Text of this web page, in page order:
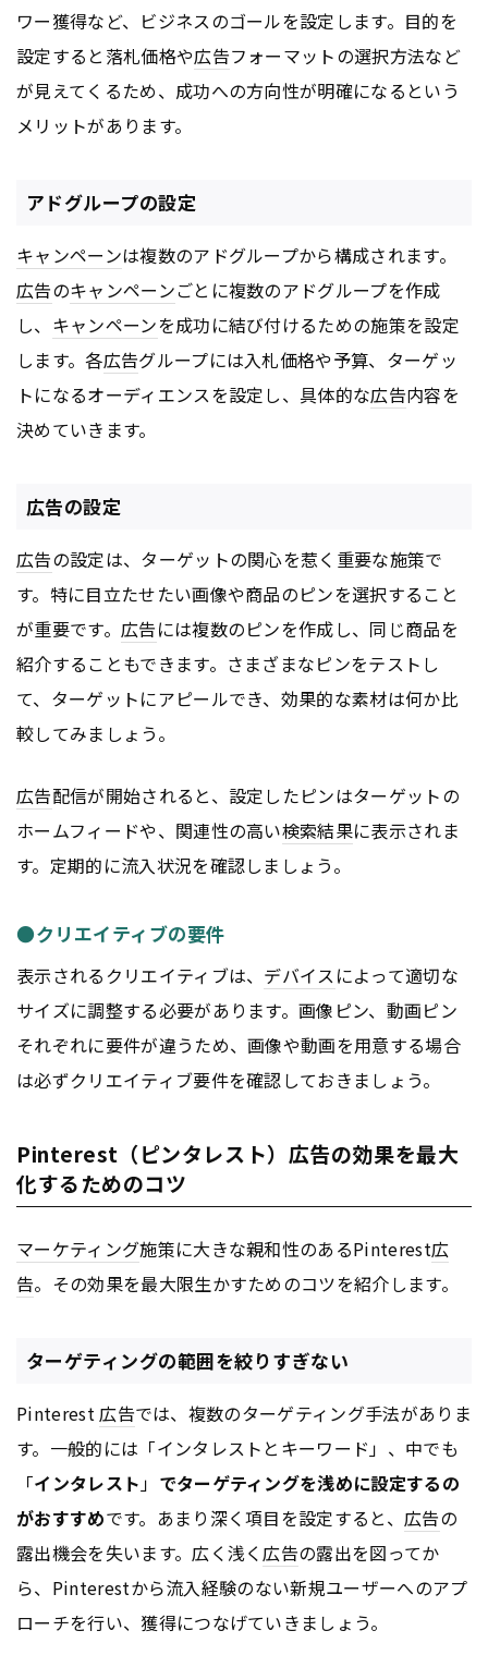
ワー獲得など、ビジネスのゴールを設定します。目的を
設定すると落札価格や広告フォーマットの選択方法など
が見えてくるため、成功への方向性が明確になるという
メリットがあります。
アドグループの設定
キャンペーンは複数のアドグループから構成されます。
広告のキャンペーンごとに複数のアドグループを作成
し、 キャンペーンを成功に結び付けるための施策を設定
します。各広告グループには入札価格や予算、ターゲッ
トになるオーディエンスを設定し、具体的な広告内容を
決めていきます。
広告の設定
広告の設定は、ターゲットの関心を惹く重要な施策で
す。特に目立たせたい画像や商品のピンを選択すること
が重要です。 広告には複数のピンを作成し、同じ商品を
紹介することもできます。さまざまなピンをテストし
て、ターゲットにアピールでき、効果的な素材は何か比
較してみましょう。
広告配信が開始されると、設定したピンはターゲットの
ホームフィードや、関連性の高い検索結果に表示されま
す。定期的に流入状況を確認しましょう。
●クリエイティブの要件
表示されるクリエイティブは、 デバイス によって適切な
サイズに調整する必要があります。画像ピン、動画ピン
それぞれに要件が違うため、画像や動画を用意する場合
は必ずクリエイティブ要件を確認しておきましょう。
Pinterest（ピンタレスト）広告の効果を最大
化するためのコツ
マーケティング施策に大きな親和性のあるPinterest広
告。その効果を最大限生かすためのコツを紹介します。
ターゲティングの範囲を絞りすぎない
Pinterest広告では、複数のターゲティング手法がありま
す。一般的には「インタレストとキーワード」、中でも
「インタレスト」 でターゲティングを浅めに設定するの
がおすすめです。あまり深く項目を設定すると、広告の
露出機会を失います。広く浅く広告の露出を図ってか
ら、Pinterestから流入経験のない新規ユーザーへのアプ
ローチを行い、獲得につなげていきましょう。